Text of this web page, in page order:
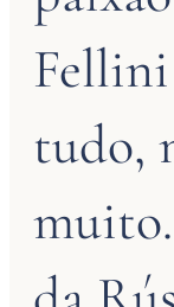
tudo,